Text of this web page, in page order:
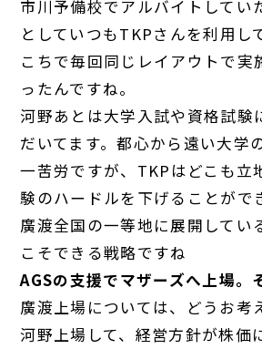
市川予備校でアルバイトしてい
としていつもTKPさんを利用し
こちで毎回同じレイアウトで実
ったんですね。
河野あとは大学入試や資格試験
だいてます。都心から遠い大学
一苦労ですが、TKPはどこも立
験のハードルを下げることがで
廣渡全国の一等地に展開してい
こそできる戦略ですね
AGSの支援でマザーズへ上場。
廣渡上場については、どうお考
河野上場して、経営方針が株価